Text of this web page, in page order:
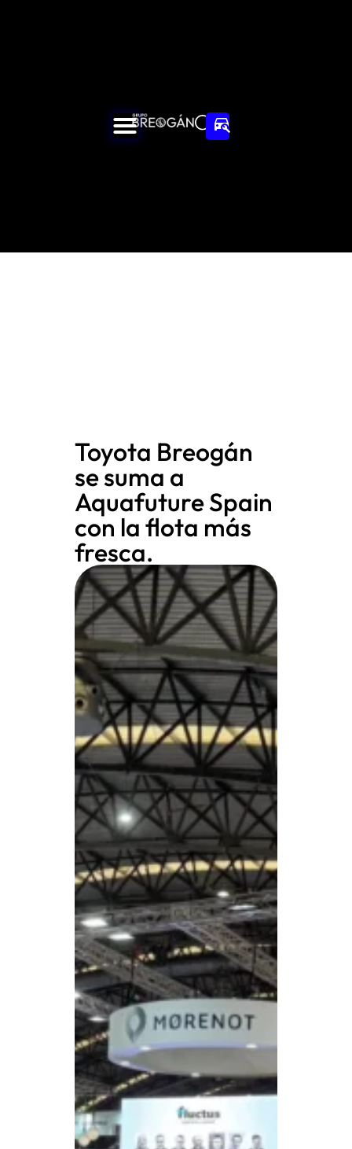
Toyota Breogán
se suma a
Aquafuture Spain
con la flota más
fresca.